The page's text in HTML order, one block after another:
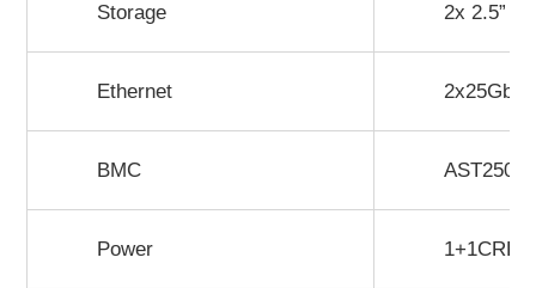
Storage 2x 2.5”
Ethernet
BMC
Power